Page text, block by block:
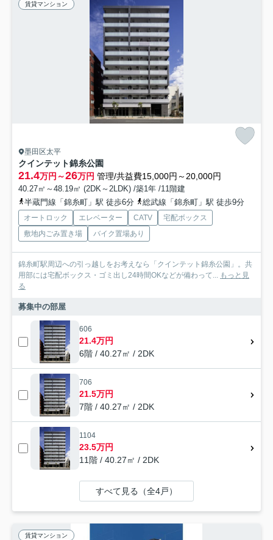
賃貸マンション
墨田区太平
クインテット錦糸公園
21.4万円～26万円 管理/共益費15,000円～20,000円
40.27㎡～48.19㎡ (2DK～2LDK) /築1年 /11階建
半蔵門線「錦糸町」駅 徒歩6分
総武線「錦糸町」駅 徒歩9分
オートロック エレベーター CATV
宅配ボックス
敷地内ごみ置き場
バイク置場あり
錦糸町駅周辺への引っ越しをお考えなら「クインテット錦糸公園」。共
用部には宅配ボックス・ゴミ出し24時間OKなどが備わって... もっと見
る
募集中の部屋
606
21.4万円
6階 / 40.27㎡ / 2DK
706
21.5万円
7階 / 40.27㎡ / 2DK
1104
23.5万円
11階 / 40.27㎡ / 2DK
すべて見る（全4戸）
賃貸マンション